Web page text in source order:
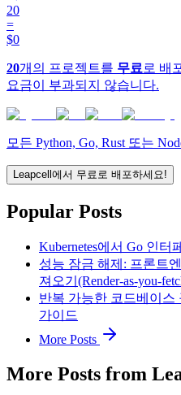
20
=
$0
20개의 프로젝트를 무료 로 배
요금이 부과되지 않습니다.
모든 Python, Go, Rust 또는
Leapcell에서 무료로 배포하세요!
Popular Posts
Kubernetes에서 Go 인터
성능 잠금 해제: 프론트
져오기(Render-as-you-
반복 가능한 코드베이스
가이드
More Posts
More Posts from